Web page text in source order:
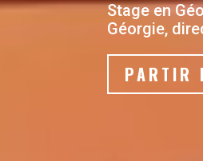
Stage en
Géorgie,
PARTIR